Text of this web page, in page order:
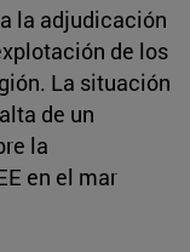
la adjudicación
de los
La situación
de un
la
en el mar